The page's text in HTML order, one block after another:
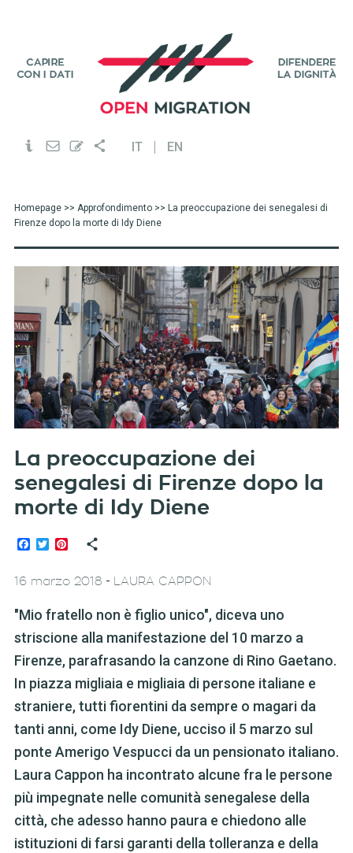
IT EN
Homepage>> Approfondimento>> La preoccupazione dei senegalesi di
Firenze dopo la morte di Idy Diene
La preoccupazione dei
senegalesi di Firenze dopo la
morte di Idy Diene
Facebook
TwitterPinterest
16 marzo 2018 - LAURA CAPPON
"Mio fratello non è figlio unico", diceva uno
striscione alla manifestazione del 10 marzo a
Firenze, parafrasando la canzone di Rino Gaetano.
In piazza migliaia e migliaia di persone italiane e
straniere, tutti fiorentini da sempre o magari da
tanti anni, come Idy Diene, ucciso il 5 marzo sul
ponte Amerigo Vespucci da un pensionato italiano.
Laura Cappon ha incontrato alcune fra le persone
più impegnate nelle comunità senegalese della
città, che adesso hanno paura e chiedono alle
istituzioni di farsi garanti della tolleranza e della